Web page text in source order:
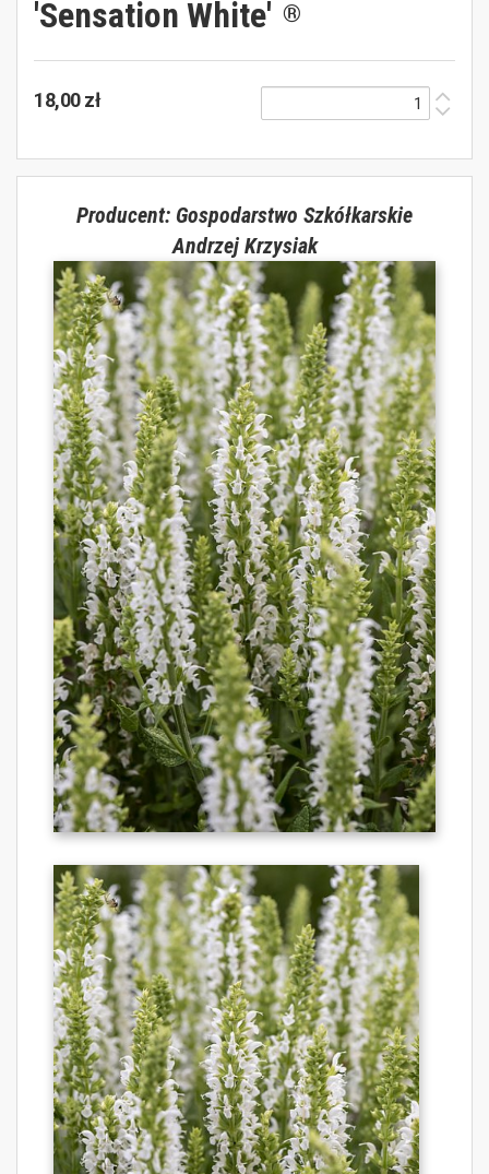
'Sensation White' ®
18,00 zł
Producent: Gospodarstwo Szkółkarskie
Andrzej Krzysiak